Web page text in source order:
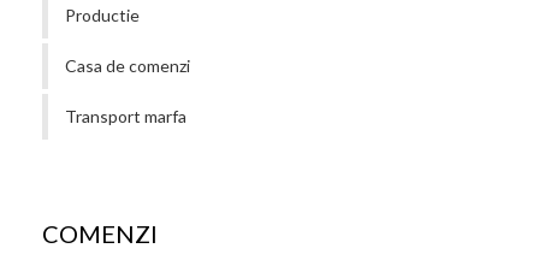
Productie
Casa de comenzi
Transport marfa
COMENZI